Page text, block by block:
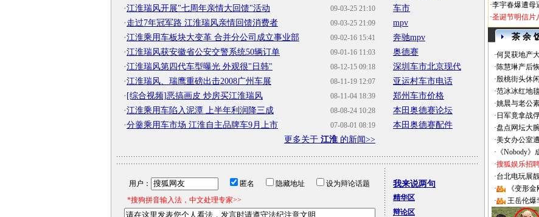
09-03-25 21:10
·江淮瑞风开展"七周年亲情大回馈"活动
09-03-25 21:09
· 走过7年冠军路 江淮瑞风亲情回馈消费者
09-02-16 15:41
·江淮乘用车板块大变革 合并分公司成立事业部
09-01-16 11:03
·江淮瑞风获安徽省公安交警系统50辆订单
08-12-15 09:18
·江淮瑞风第四代车型曝光 外观很"日韩"
08-11-19 12:07
·江淮瑞风、瑞鹰重磅出击2008广州车展
08-11-04 18:39
· [综合视频]恶搞画皮 炒房买江淮瑞风
08-08-24 10:28
·江淮乘用车陷入泥潭 上半年利润降三成
07-08-01 08:19
·分羹乘用车市场 江淮自主品牌车9月上市
更多关于 江淮 的新闻>>
车市
mpv
奔驰mpv
奥德赛
深圳车市北京现代
亚运村车市电话
郑州车市价格
本田奥德赛论坛
本田奥德赛配件
用户： 匿名 隐藏地址
设为辩论话题
*搜狗拼音输入法，中文处理专家>>
我来说两句
精华区
辩论区
·李宇春爆遭母
·圣诞节明信片
茶 余
·何炅获地产
·陈慧琳产后
·殷桃街头休
·范冰冰红地
·姚晨与老公
· 日军竟拿战
·盘点网坛大
·美女办公室
· 《Nobody
·搜狐娱乐招
·台北电玩展
·
《变形
·
王岳伦爆